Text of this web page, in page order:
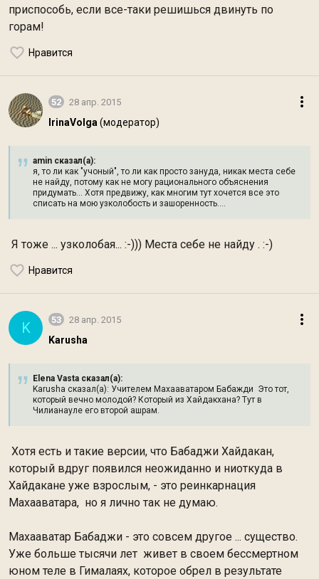
приспособь, если все-таки решишься двинуть по
горам!
Нравится
52 28 апр. 2015
IrinaVolga (модератор)
amin сказал(а):
я, то ли как "учоный", то ли как просто зануда, никак места себе
не найду, потому как не могу рационального объяснения
придумать... Хотя предвижу, как многим тут хочется все это
списать на мою узколобость и зашоренность....
Я тоже ... узколобая... :-))) Места себе не найду . :-)
Нравится
K 53 28 апр. 2015
Karusha
Elena Vasta сказал(а):
Karusha сказал(а): Учителем Махааватаром Бабажди Это тот,
который вечно молодой? Который из Хайдакхана? Тут в
Чилианауле его второй ашрам.
Хотя есть и такие версии, что Бабаджи Хайдакан,
который вдруг появился неожиданно и ниоткуда в
Хайдакане уже взрослым, - это реинкарнация
Махааватара, но я лично так не думаю.
Махааватар Бабаджи - это совсем другое ... существо.
Уже больше тысячи лет живет в своем бессмертном
юном теле в Гималаях, которое обрел в результате